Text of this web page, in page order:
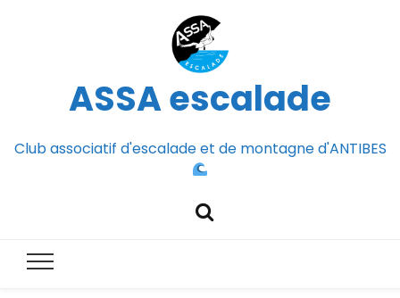
ASSA escalade
Club associatif d'escalade et de montagne d'ANTIBES